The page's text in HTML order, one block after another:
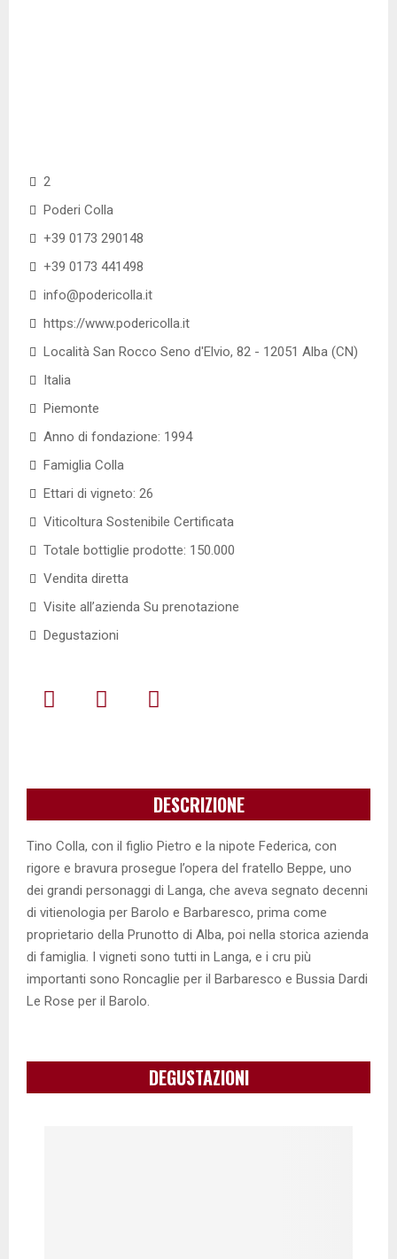
2
Poderi Colla
+39 0173 290148
+39 0173 441498
info@podericolla.it
https://www.podericolla.it
Località San Rocco Seno d'Elvio, 82 - 12051 Alba (CN)
Italia
Piemonte
Anno di fondazione: 1994
Famiglia Colla
Ettari di vigneto: 26
Viticoltura Sostenibile Certificata
Totale bottiglie prodotte: 150.000
Vendita diretta
Visite all’azienda Su prenotazione
Degustazioni
DESCRIZIONE
Tino Colla, con il figlio Pietro e la nipote Federica, con
rigore e bravura prosegue l’opera del fratello Beppe, uno
dei grandi personaggi di Langa, che aveva segnato decenni
di vitienologia per Barolo e Barbaresco, prima come
proprietario della Prunotto di Alba, poi nella storica azienda
di famiglia. I vigneti sono tutti in Langa, e i cru più
importanti sono Roncaglie per il Barbaresco e Bussia Dardi
Le Rose per il Barolo.
DEGUSTAZIONI